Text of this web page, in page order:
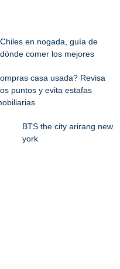
Chiles en nogada, guía de
dónde comer los mejores
casa usada? Revisa
puntos y evita estafas
BTS the city arirang new
york